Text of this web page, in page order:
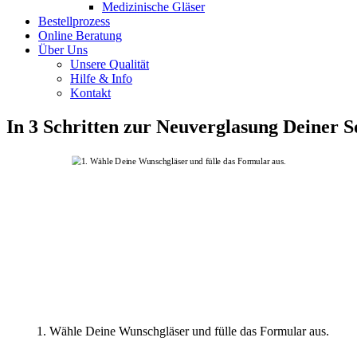
Medizinische Gläser
Bestellprozess
Online Beratung
Über Uns
Unsere Qualität
Hilfe & Info
Kontakt
In 3 Schritten zur Neuverglasung Deiner
1. Wähle Deine Wunschgläser und fülle das Formular aus.